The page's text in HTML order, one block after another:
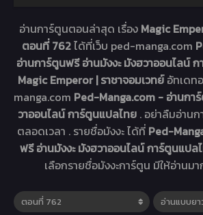
อ่านการ์ตูนตอนล่าสุด เรื่อง Magic
ตอนที่ 762ได้ที่เว็บ ped-manga.com
อ่านการ์ตูนฟรี อ่านมังงะ มังฮวาออนไลน์
Magic Emperor | ราชาจอมเวทย์อัทเดท
manga.com Ped-Manga.com - อ่านกา
วาออนไลน์ การ์ตูนแปลไทย . อย่าลืมอ่าน
ตลอดเวลา . รายชื่อมังงะ ได้ที่ Ped-
ฟรี อ่านมังงะ มังฮวาออนไลน์ การ์ตูนแปล
เลือกรายชื่อมังงะการ์ตูน มีให้อ่านมา